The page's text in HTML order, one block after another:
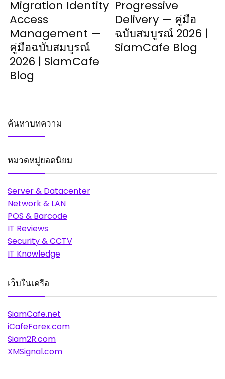
Migration Identity
Access
Management —
คู่มือฉบับสมบูรณ์
2026 | SiamCafe
Blog
Progressive
Delivery — คู่มือ
ฉบับสมบูรณ์ 2026 |
SiamCafe Blog
ค้นหาบทความ
หมวดหมู่ยอดนิยม
Server & Datacenter
Network & LAN
POS & Barcode
IT Reviews
Security & CCTV
IT Knowledge
เว็บในเครือ
SiamCafe.net
iCafeForex.com
Siam2R.com
XMSignal.com